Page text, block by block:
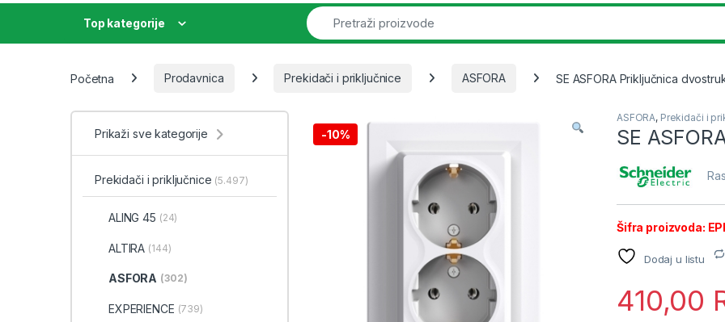
Top kategorije
Početna Prodavnica Prekidači i priključnice ASFORA SE ASFORA Priključnica
-10%
ASFORA, Prekidači i
SE
Šifra proizvoda:
Dodaj u listu
410,00
Prikaži sve kategorije
Prekidači i priključnice (5.497)
ALING 45 (24)
ALTIRA (144)
ASFORA (302)
EXPERIENCE (739)